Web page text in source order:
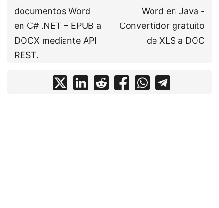
documentos Word
en C# .NET – EPUB a
DOCX mediante API
REST.
Word en Java -
Convertidor gratuito
de XLS a DOC